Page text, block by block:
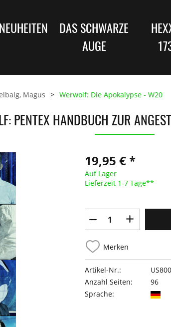
NEUHEITEN
DAS SCHWARZE
AUGE
Magus Werwolf: Die Apokalypse - W20
PENTEX HANDBUCH ZUR
19,95 € *
Auf Lager
Lieferzeit 1-7 Tage**
Merken
Artikel-Nr.:
Anzahl Seiten:
96
Sprache: